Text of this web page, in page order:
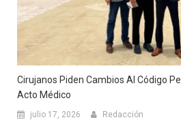
Cirujanos Piden Cambios Al Código
Acto Médico
julio 17, 2026 Redacción